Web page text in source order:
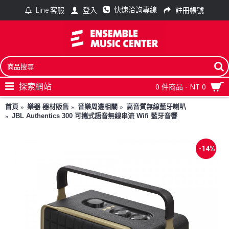
Line 客服 登入 快速洽詢專線 註冊帳號
0 件商品 - NT 0
探索網站
首頁 樂器 器材販售 音樂周邊相關
高音質無線藍牙喇叭
JBL Authentics 300 可攜式語音無線串流 Wifi 藍牙音響
-14%